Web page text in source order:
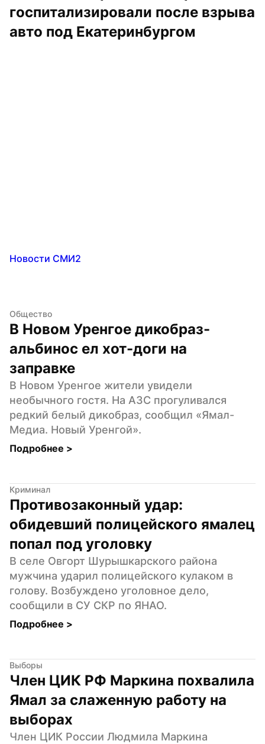
госпитализировали после взрыва
авто под Екатеринбургом
Новости СМИ2
Общество
В Новом Уренгое дикобраз-
альбинос ел хот-доги на
заправке
В Новом Уренгое жители увидели
необычного гостя. На АЗС прогуливался
редкий белый дикобраз, сообщил «Ямал-
Медиа. Новый Уренгой».
Подробнее >
Криминал
Противозаконный удар:
обидевший полицейского ямалец
попал под уголовку
В селе Овгорт Шурышкарского района
мужчина ударил полицейского кулаком в
голову. Возбуждено уголовное дело,
сообщили в СУ СКР по ЯНАО.
Подробнее >
Выборы
Член ЦИК РФ Маркина похвалила
Ямал за слаженную работу на
выборах
Член ЦИК России Людмила Маркина